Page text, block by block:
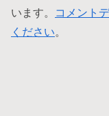
います。
コメント
ください。